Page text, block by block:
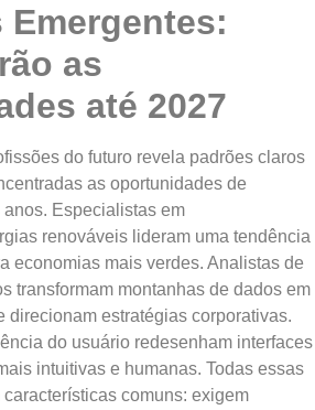
as
até 2027
do futuro revela padrões claros
as oportunidades de
Especialistas em
renováveis lideram uma tendência
economias mais verdes. Analistas de
transformam montanhas de dados em
direcionam estratégias corporativas.
do usuário redesenham interfaces
intuitivas e humanas. Todas essas
comuns: exigem